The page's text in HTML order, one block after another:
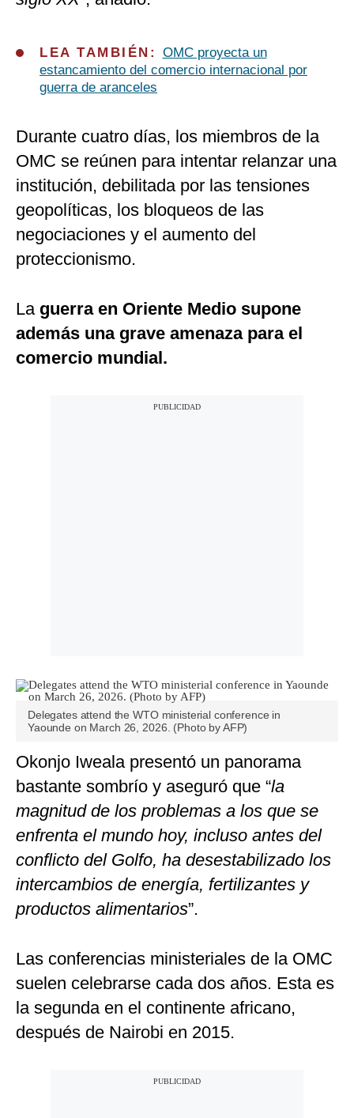
LEA TAMBIÉN: OMC proyecta un
estancamiento del comercio internacional por
guerra de aranceles
Durante cuatro días, los miembros de la
OMC se reúnen para intentar relanzar una
institución, debilitada por las tensiones
geopolíticas, los bloqueos de las
negociaciones y el aumento del
proteccionismo.
La guerra en Oriente Medio supone
además una grave amenaza para el
comercio mundial.
Delegates attend the WTO ministerial conference in
Yaounde on March 26, 2026. (Photo by AFP)
Okonjo Iweala presentó un panorama
bastante sombrío y aseguró que “la
magnitud de los problemas a los que se
enfrenta el mundo hoy, incluso antes del
conflicto del Golfo, ha desestabilizado los
intercambios de energía, fertilizantes y
productos alimentarios”.
Las conferencias ministeriales de la OMC
suelen celebrarse cada dos años. Esta es
la segunda en el continente africano,
después de Nairobi en 2015.